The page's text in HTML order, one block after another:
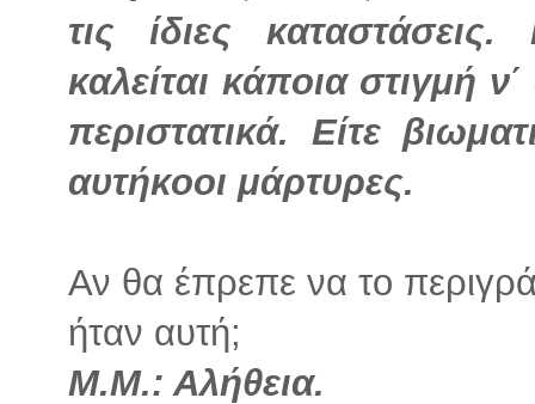
τις ίδιες
καλείται κάποια στιγμή
περιστατικά. Είτε
αυτήκοοι μάρτυρες.
Αν θα έπρεπε να το
ήταν αυτή;
Μ.Μ.: Αλήθεια.